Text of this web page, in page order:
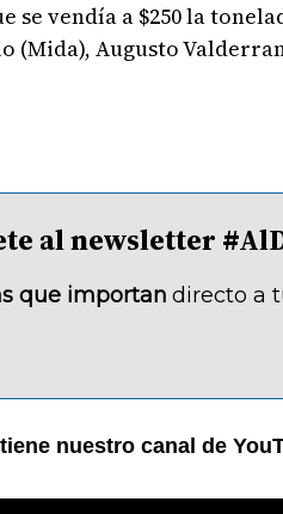
se vendía a $250 la
(Mida), Augusto
al newsletter
que importan directo a
nuestro canal de